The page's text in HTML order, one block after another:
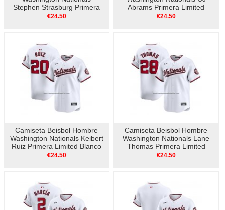
Stephen Strasburg Primera
Replica Blanco
€24.50
Abrams Primera Limited
Blanco
€24.50
Camiseta Beisbol Hombre
Washington Nationals Keibert
Ruiz Primera Limited Blanco
€24.50
Camiseta Beisbol Hombre
Washington Nationals Lane
Thomas Primera Limited
Blanco
€24.50